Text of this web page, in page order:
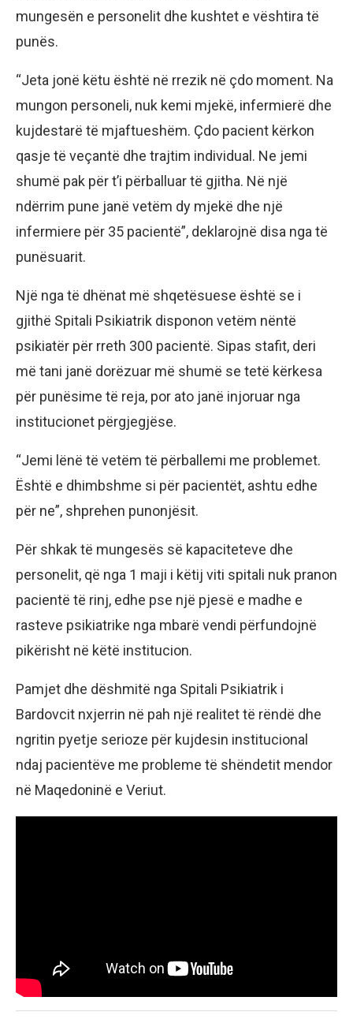
mungesën e personelit dhe kushtet e vështira të
punës.
“Jeta jonë këtu është në rrezik në çdo moment. Na
mungon personeli, nuk kemi mjekë, infermierë dhe
kujdestarë të mjaftueshëm. Çdo pacient kërkon
qasje të veçantë dhe trajtim individual. Ne jemi
shumë pak për t’i përballuar të gjitha. Në një
ndërrim pune janë vetëm dy mjekë dhe një
infermiere për 35 pacientë”, deklarojnë disa nga të
punësuarit.
Një nga të dhënat më shqetësuese është se i
gjithë Spitali Psikiatrik disponon vetëm nëntë
psikiatër për rreth 300 pacientë. Sipas stafit, deri
më tani janë dorëzuar më shumë se tetë kërkesa
për punësime të reja, por ato janë injoruar nga
institucionet përgjegjëse.
“Jemi lënë të vetëm të përballemi me problemet.
Është e dhimbshme si për pacientët, ashtu edhe
për ne”, shprehen punonjësit.
Për shkak të mungesës së kapaciteteve dhe
personelit, që nga 1 maji i këtij viti spitali nuk pranon
pacientë të rinj, edhe pse një pjesë e madhe e
rasteve psikiatrike nga mbarë vendi përfundojnë
pikërisht në këtë institucion.
Pamjet dhe dëshmitë nga Spitali Psikiatrik i
Bardovcit nxjerrin në pah një realitet të rëndë dhe
ngritin pyetje serioze për kujdesin institucional
ndaj pacientëve me probleme të shëndetit mendor
në Maqedoninë e Veriut.